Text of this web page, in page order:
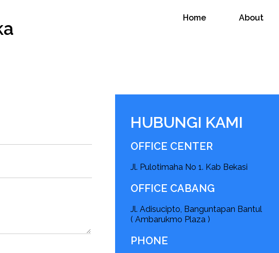
Home About
HUBUNGI KAMI
OFFICE CENTER
Jl. Pulotimaha No 1. Kab Bekasi
OFFICE CABANG
Jl. Adisucipto, Banguntapan Bantul
( Ambarukmo Plaza )
PHONE